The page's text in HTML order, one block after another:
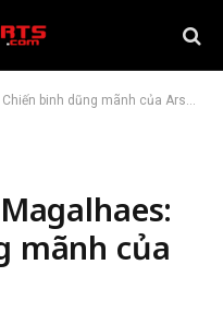
binh dũng mãnh của Arsenal
mãnh của